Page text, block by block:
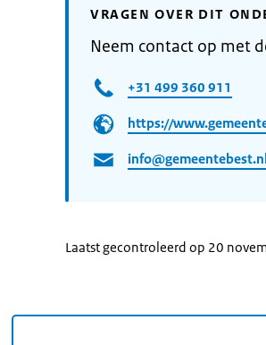
VRAGEN OVER DIT
Neem contact op met
+31 499 360 911
https://
info@gemeentebest.nl
Laatst gecontroleerd op 20